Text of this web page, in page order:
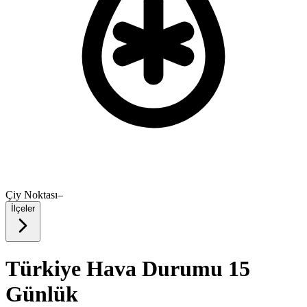
Çiy Noktası–
İlçeler
Türkiye Hava Durumu 15
Günlük